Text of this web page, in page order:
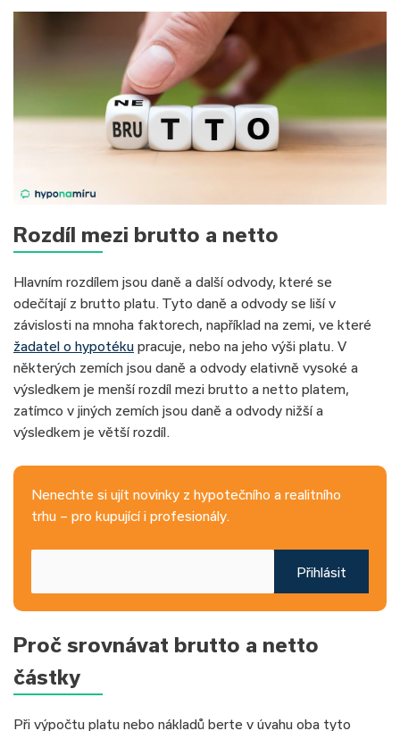
Rozdíl mezi brutto a netto
Hlavním rozdílem jsou daně a další odvody, které se
odečítají z brutto platu. Tyto daně a odvody se liší v
závislosti na mnoha faktorech, například na zemi, ve které
žadatel o hypotéku pracuje, nebo na jeho výši platu. V
některých zemích jsou daně a odvody elativně vysoké a
výsledkem je menší rozdíl mezi brutto a netto platem,
zatímco v jiných zemích jsou daně a odvody nižší a
výsledkem je větší rozdíl.
Nenechte si ujít novinky z hypotečního a realitního
trhu – pro kupující i profesionály.
Přihlásit
Proč srovnávat brutto a netto
částky
Při výpočtu platu nebo nákladů berte v úvahu oba tyto